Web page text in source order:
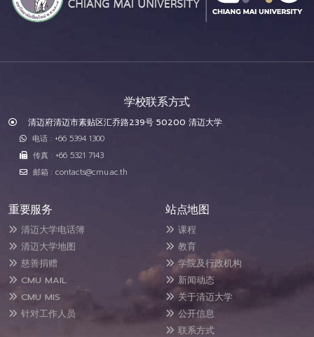
学校联系方式
清迈府清迈市素贴区汇乔路239号 50200 清迈大学
电话 : +66 5394 1300
传真 : +66 5321 7143
邮箱 : contacts@cmu.ac.th
重要服务
清迈大学电话簿
清迈大学地图
慈善捐赠
CMU MAIL
CMU MIS
针对工作人员
站点地图
课程
教育
学院及行政机构
新闻动态
关于清迈大学
公开信息
联系方式